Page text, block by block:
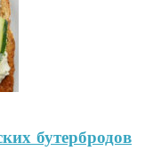
бутербродов